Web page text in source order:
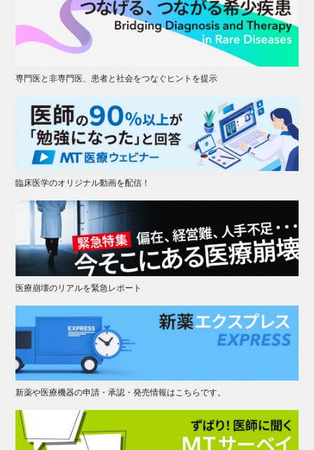
専門医と非専門医、患者と社会をつなぐヒントを提示
臨床医学のオリジナル動画を配信！
医療崩壊のリアルを緊急レポート
新薬や医療機器の申請・承認・発売情報はこちらです。